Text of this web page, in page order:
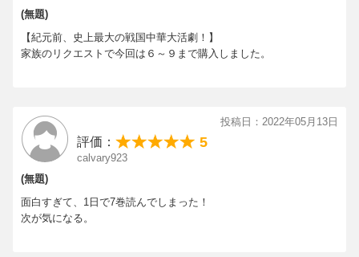
(無題)
【紀元前、史上最大の戦国中華大活劇！】
家族のリクエストで今回は６～９まで購入しました。
投稿日：2022年05月13日
評価： 5
calvary923
(無題)
面白すぎて、1日で7巻読んでしまった！
次が気になる。